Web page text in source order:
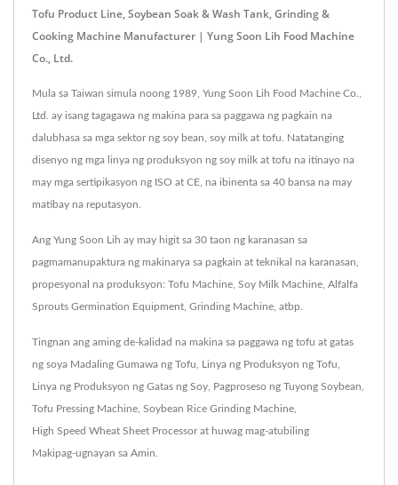
Tofu Product Line, Soybean Soak & Wash Tank, Grinding &
Cooking Machine Manufacturer | Yung Soon Lih Food Machine
Co., Ltd.
Mula sa Taiwan simula noong 1989, Yung Soon Lih Food Machine Co.,
Ltd. ay isang tagagawa ng makina para sa paggawa ng pagkain na
dalubhasa sa mga sektor ng soy bean, soy milk at tofu. Natatanging
disenyo ng mga linya ng produksyon ng soy milk at tofu na itinayo na
may mga sertipikasyon ng ISO at CE, na ibinenta sa 40 bansa na may
matibay na reputasyon.
Ang Yung Soon Lih ay may higit sa 30 taon ng karanasan sa
pagmamanupaktura ng makinarya sa pagkain at teknikal na karanasan,
propesyonal na produksyon: Tofu Machine, Soy Milk Machine, Alfalfa
Sprouts Germination Equipment, Grinding Machine, atbp.
Tingnan ang aming de-kalidad na makina sa paggawa ng tofu at gatas
ng soya Madaling Gumawa ng Tofu Linya ng Produksyon ng Tofu
Linya ng Produksyon ng Gatas ng Soy Pagproseso ng Tuyong Soybean
Tofu Pressing Machine Soybean Rice Grinding Machine
High Speed Wheat Sheet Processorat huwag mag-atubiling
Makipag-ugnayan sa Amin